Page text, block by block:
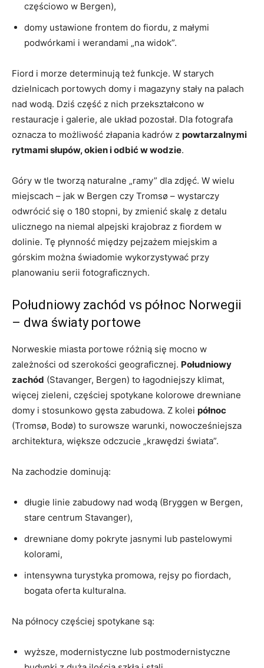
częściowo w Bergen),
domy ustawione frontem do fiordu, z małymi
podwórkami i werandami „na widok”.
Fiord i morze determinują też funkcje. W starych
dzielnicach portowych domy i magazyny stały na palach
nad wodą. Dziś część z nich przekształcono w
restauracje i galerie, ale układ pozostał. Dla fotografa
oznacza to możliwość złapania kadrów z powtarzalnymi
rytmami słupów, okien i odbić w wodzie.
Góry w tle tworzą naturalne „ramy” dla zdjęć. W wielu
miejscach – jak w Bergen czy Tromsø – wystarczy
odwrócić się o 180 stopni, by zmienić skalę z detalu
ulicznego na niemal alpejski krajobraz z fiordem w
dolinie. Tę płynność między pejzażem miejskim a
górskim można świadomie wykorzystywać przy
planowaniu serii fotograficznych.
Południowy zachód vs północ Norwegii
– dwa światy portowe
Norweskie miasta portowe różnią się mocno w
zależności od szerokości geograficznej. Południowy
zachód (Stavanger, Bergen) to łagodniejszy klimat,
więcej zieleni, częściej spotykane kolorowe drewniane
domy i stosunkowo gęsta zabudowa. Z kolei północ
(Tromsø, Bodø) to surowsze warunki, nowocześniejsza
architektura, większe odczucie „krawędzi świata”.
Na zachodzie dominują:
długie linie zabudowy nad wodą (Bryggen w Bergen,
stare centrum Stavanger),
drewniane domy pokryte jasnymi lub pastelowymi
kolorami,
intensywna turystyka promowa, rejsy po fiordach,
bogata oferta kulturalna.
Na północy częściej spotykane są:
wyższe, modernistyczne lub postmodernistyczne